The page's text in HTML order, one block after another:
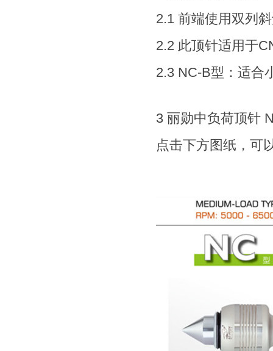
2.1 前端使用双列
2.2 此顶针适用于
2.3 NC-B型：适合
3 丽勋中负荷顶针
点击下方图纸，可